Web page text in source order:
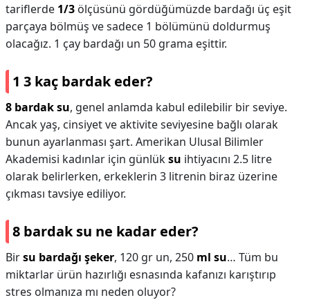
tariflerde 1/3 ölçüsünü gördüğümüzde bardağı üç eşit
parçaya bölmüş ve sadece 1 bölümünü doldurmuş
olacağız. 1 çay bardağı un 50 grama eşittir.
1 3 kaç bardak eder?
8 bardak su, genel anlamda kabul edilebilir bir seviye.
Ancak yaş, cinsiyet ve aktivite seviyesine bağlı olarak
bunun ayarlanması şart. Amerikan Ulusal Bilimler
Akademisi kadınlar için günlüksu ihtiyacını 2.5 litre
olarak belirlerken, erkeklerin 3 litrenin biraz üzerine
çıkması tavsiye ediliyor.
8 bardak su ne kadar eder?
Birsu bardağı şeker, 120 gr un, 250 ml su… Tüm bu
miktarlar ürün hazırlığı esnasında kafanızı karıştırıp
stres olmanıza mı neden oluyor?